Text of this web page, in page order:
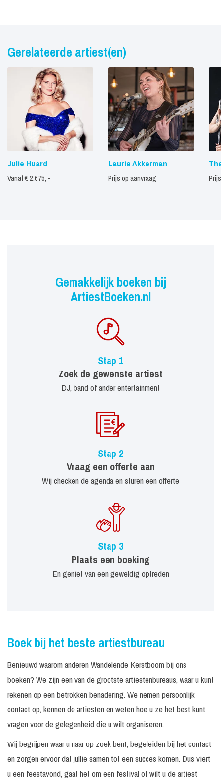
Gerelateerde artiest(en)
Julie Huard
Vanaf € 2.675, -
Laurie Akkerman
Prijs op aanvraag
Gemakkelijk boeken bij
ArtiestBoeken.nl
Stap 1
Zoek de gewenste artiest
DJ, band of ander entertainment
Stap 2
Vraag een offerte aan
Wij checken de agenda en sturen een offerte
Stap 3
Plaats een boeking
En geniet van een geweldig optreden
Boek bij het beste artiestbureau
Benieuwd waarom anderen Wandelende Kerstboom bij ons
boeken? We zijn een van de grootste artiestenbureaus, waar u kunt
rekenen op een betrokken benadering. We nemen persoonlijk
contact op, kennen de artiesten en weten hoe u ze het best kunt
vragen voor de gelegenheid die u wilt organiseren.
Wij begrijpen waar u naar op zoek bent, begeleiden bij het contact
en zorgen ervoor dat jullie samen tot een succes komen. Dus viert
u een feestavond, gaat het om een festival of wilt u de artiest